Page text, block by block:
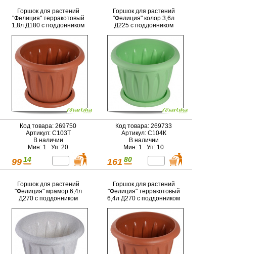
Горшок для растений
"Фелиция" терракотовый
1,8л Д180 с поддонником
Код товара: 269750
Артикул: С103Т
В наличии
Мин: 1 Уп: 20
99 14
Горшок для растений
"Фелиция" колор 3,6л
Д225 с поддонником
Код товара: 269733
Артикул: С104К
В наличии
Мин: 1 Уп: 10
161 80
Горшок для растений
"Фелиция" мрамор 6,4л
Д270 с поддонником
Горшок для растений
"Фелиция" терракотовый
6,4л Д270 с поддонником